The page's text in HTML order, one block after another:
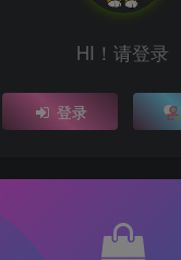
HI！请登录
登录